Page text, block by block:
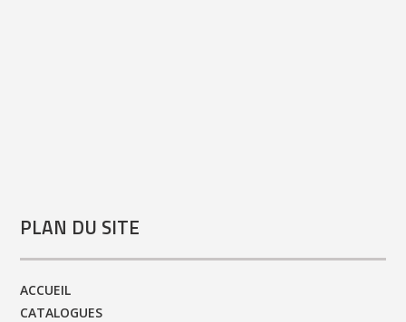
PLAN DU SITE
ACCUEIL
CATALOGUES